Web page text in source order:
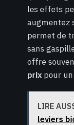
les effets
augmentez
permet de
sans
offre
prix pour
LIRE
leviers